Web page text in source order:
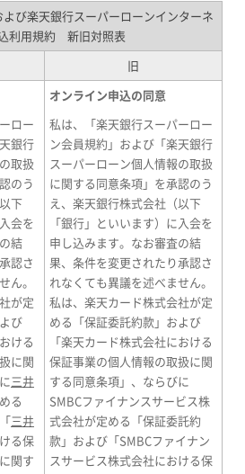
び楽天銀行スーパーローンインターネ
利用規約 新旧対照表
旧
オンライン申込の同意
ロー
銀行
取扱
のう
下
会を
結
認さ
ん。
が定
び
ける
に関
三井
る
三井
る保
関す
私は、「楽天銀行スーパーロー
ン会員規約」および「楽天銀行
スーパーローン個人情報の取扱
に関する同意条項」を承認のう
え、楽天銀行株式会社（以下
「銀行」といいます）に入会を
申し込みます。なお審査の結
果、条件を変更されたり承認さ
れなくても異議を述べません。
私は、楽天カード株式会社が定
める「保証委託約款」および
「楽天カード株式会社における
保証事業の個人情報の取扱に関
する同意条項」、ならびに
SMBCファイナンスサービス株
式会社が定める「保証委託約
款」および「SMBCファイナン
スサービス株式会社における保